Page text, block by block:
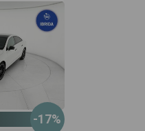
-17%